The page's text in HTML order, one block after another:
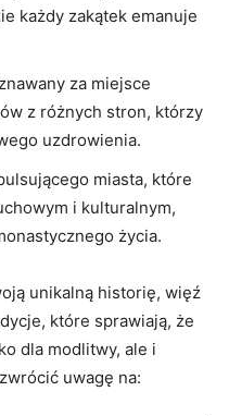
każdy zakątek emanuje
za miejsce
z różnych stron, którzy
uzdrowienia.
miasta, które⁢
i kulturalnym,
życia.
unikalną historię, więź
które sprawiają, że
dla modlitwy, ale i
uwagę na: